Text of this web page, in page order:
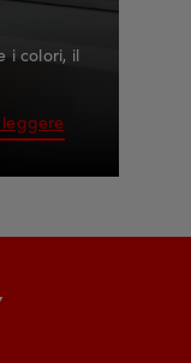
i colori, il